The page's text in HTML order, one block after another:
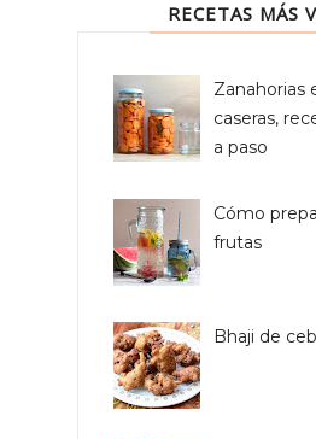
RECETAS MÁS
Zanahorias
caseras,
a paso
Cómo
frutas
Bhaji de